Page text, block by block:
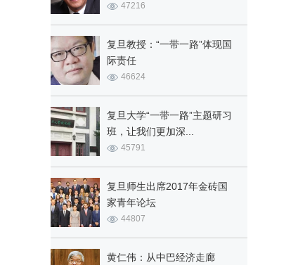
47216
复旦教授：“一带一路”体现国
际责任
46624
复旦大学“一带一路”主题研习
班，让我们更加深...
45791
复旦师生出席2017年金砖国
家青年论坛
44807
黄仁伟：从中巴经济走廊